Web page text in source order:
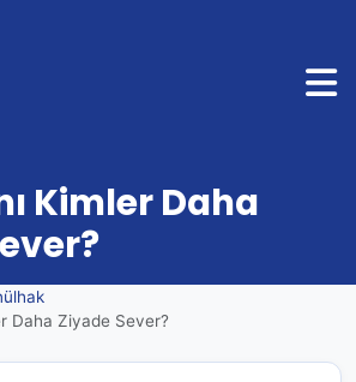
Kimler Daha
Daha Ziyade Sever?